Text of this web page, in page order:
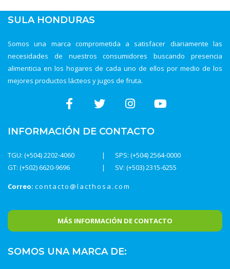
SULA HONDURAS
Somos una marca comprometida a satisfacer diariamente las
necesidades de nuestros consumidores buscando presencia
alimenticia en los hogares de cada uno de ellos por medio de los
mejores productos lácteos y jugos de fruta.
INFORMACIÓN DE CONTACTO
TGU: (+504) 2202-4060
SPS: (+504) 2564-0000
SV: (+503) 2315-6255
GT: (+502) 6620-9696
Correo: contacto@lacthosa.com
MÁS INFORMACIÓN DE CONTACTO
SOMOS UNA MARCA DE: